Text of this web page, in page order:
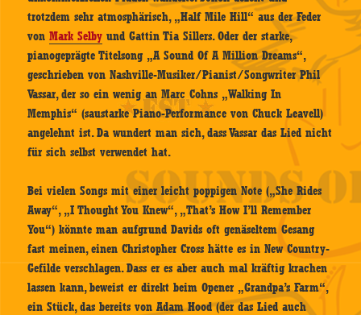
trotzdem sehr atmosphärisch, „Half Mile Hill“ aus der Feder
vonMark Selby und Gattin Tia Sillers. Oder der starke,
pianogeprägte Titelsong „A Sound Of A Million Dreams“,
geschrieben von Nashville-Musiker/Pianist/Songwriter Phil
Vassar, der so ein wenig an Marc Cohns „Walking In
Memphis“ (saustarke Piano-Performance von Chuck Leavell)
angelehnt ist. Da wundert man sich, dass Vassar das Lied nicht
für sich selbst verwendet hat.
Bei vielen Songs mit einer leicht poppigen Note („She Rides
Away“, „I Thought You Knew“, „That’s How I’ll Remember
You“) könnte man aufgrund Davids oft genäseltem Gesang
fast meinen, einen Christopher Cross hätte es in New Country-
Gefilde verschlagen. Dass er es aber auch mal kräftig krachen
lassen kann, beweist er direkt beim Opener „Grandpa’s Farm“,
ein Stück, das bereits von Adam Hood (der das Lied auch